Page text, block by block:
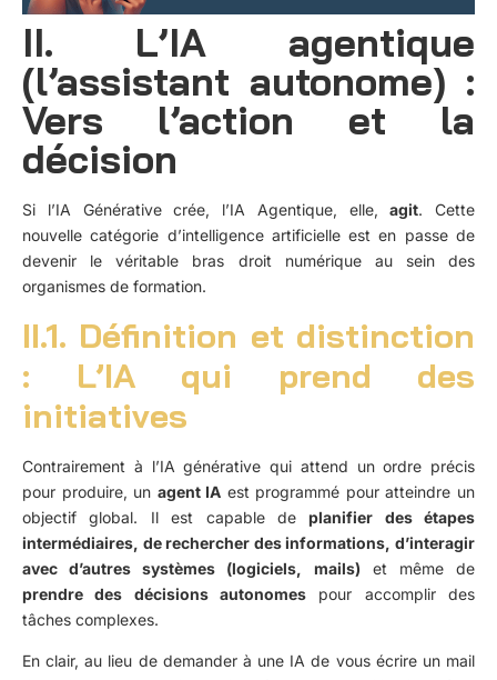
II. L’IA agentique
(l’assistant autonome) :
Vers l’action et la
décision
Si l’IA Générative crée, l’IA Agentique, elle,agit. Cette
nouvelle catégorie d’intelligence artificielle est en passe de
devenir le véritable bras droit numérique au sein des
organismes de formation.
II.1. Définition et distinction
: L’IA qui prend des
initiatives
Contrairement à l’IA générative qui attend un ordre précis
pour produire, un agent IA est programmé pour atteindre un
objectif global. Il est capable deplanifier des étapes
intermédiaires, de rechercher des informations, d’interagir
avec d’autres systèmes (logiciels, mails) et même de
prendre des décisions autonomes pour accomplir des
tâches complexes.
En clair, au lieu de demander à une IA de vous écrire un mail